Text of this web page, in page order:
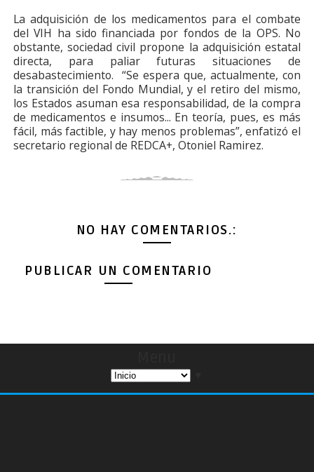
La adquisición de los medicamentos para el combate
del VIH ha sido financiada por fondos de la OPS. No
obstante, sociedad civil propone la adquisición estatal
directa, para paliar futuras situaciones de
desabastecimiento. “Se espera que, actualmente, con
la transición del Fondo Mundial, y el retiro del mismo,
los Estados asuman esa responsabilidad, de la compra
de medicamentos e insumos... En teoría, pues, es más
fácil, más factible, y hay menos problemas”, enfatizó el
secretario regional de REDCA+, Otoniel Ramirez.
NO HAY COMENTARIOS.:
PUBLICAR UN COMENTARIO